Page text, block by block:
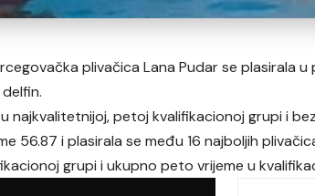
plivačica Lana Pudar se plasirala
najkvalitetnijoj, petoj kvalifikacionoj grupi i
56.87 i plasirala se među 16 najboljih
grupi i ukupno peto vrijeme u